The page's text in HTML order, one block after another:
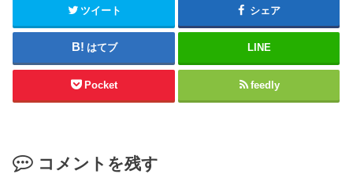
ツイート シェア
はてブ LINE
Pocket feedly
コメントを残す